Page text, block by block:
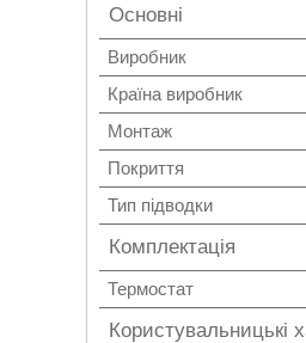
Основні
Виробник
Країна виробник
Монтаж
Покриття
Тип підводки
Комплектація
Термостат
Користувальницькі